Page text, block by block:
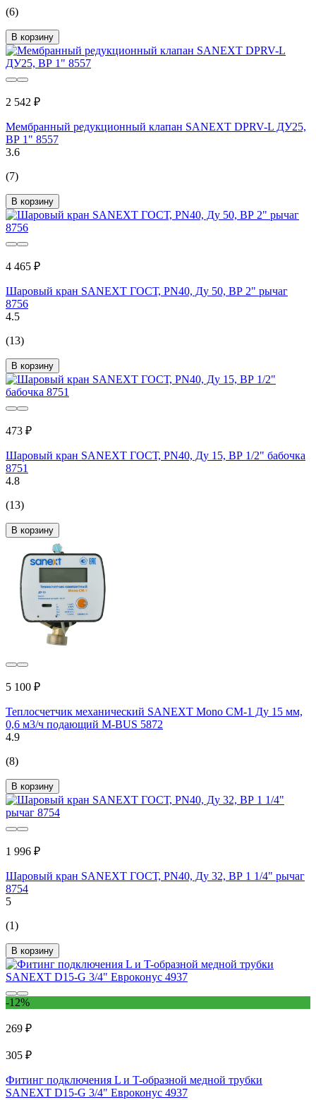
(6)
В корзину
2 542 ₽
Мембранный редукционный клапан SANEXT DPRV-L ДУ25,
ВР 1" 8557
3.6
(7)
В корзину
4 465 ₽
Шаровый кран SANEXT ГОСТ, PN40, Ду 50, ВР 2" рычаг
8756
4.5
(13)
В корзину
473 ₽
Шаровый кран SANEXT ГОСТ, PN40, Ду 15, ВР 1/2" бабочка
8751
4.8
(13)
В корзину
5 100 ₽
Теплосчетчик механический SANEXT Mono CM-1 Ду 15 мм,
0,6 м3/ч подающий M-BUS 5872
4.9
(8)
В корзину
1 996 ₽
Шаровый кран SANEXT ГОСТ, PN40, Ду 32, ВР 1 1/4" рычаг
8754
5
(1)
В корзину
-12%
269 ₽
305 ₽
Фитинг подключения L и T-образной медной трубки
SANEXT D15-G 3/4" Евроконус 4937